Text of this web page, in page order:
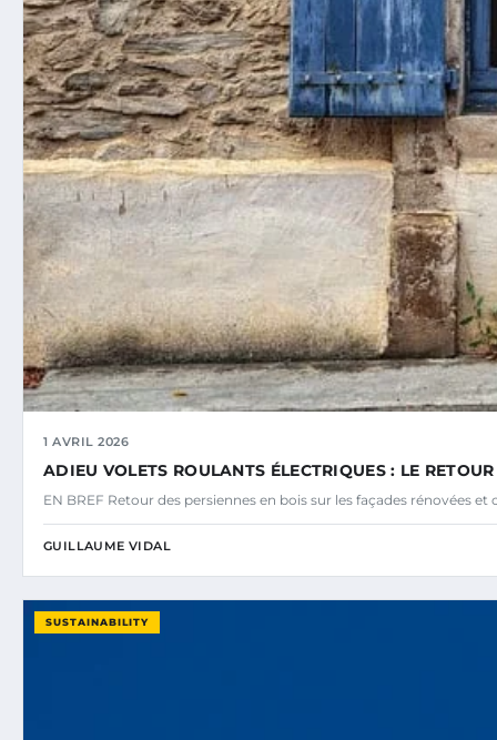
1 AVRIL 2026
ADIEU VOLETS ROULANTS ÉLECTRIQUES : LE
EN BREF Retour des persiennes en bois sur les façades rénovées
GUILLAUME VIDAL
SUSTAINABILITY